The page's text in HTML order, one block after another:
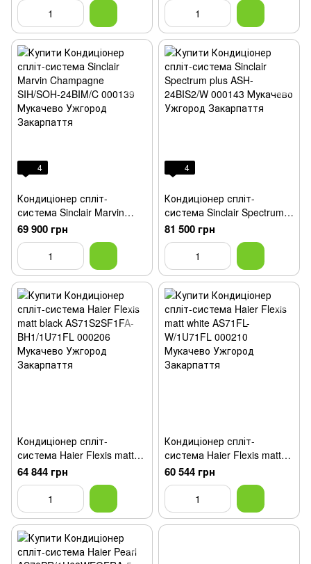
4
Кондиціонер спліт-
система Sinclair Marvin
Champagne SIH/SOH-
24BIM/C
69 900 грн
4
Кондиціонер спліт-
система Sinclair Spectrum
plus ASH-24BIS2/W
81 500 грн
Кондиціонер спліт-
система Haier Flexis matt
black AS71S2SF1FA-
BH1/1U71FL
64 844 грн
Кондиціонер спліт-
система Haier Flexis matt
white AS71FL-W/1U71FL
60 544 грн